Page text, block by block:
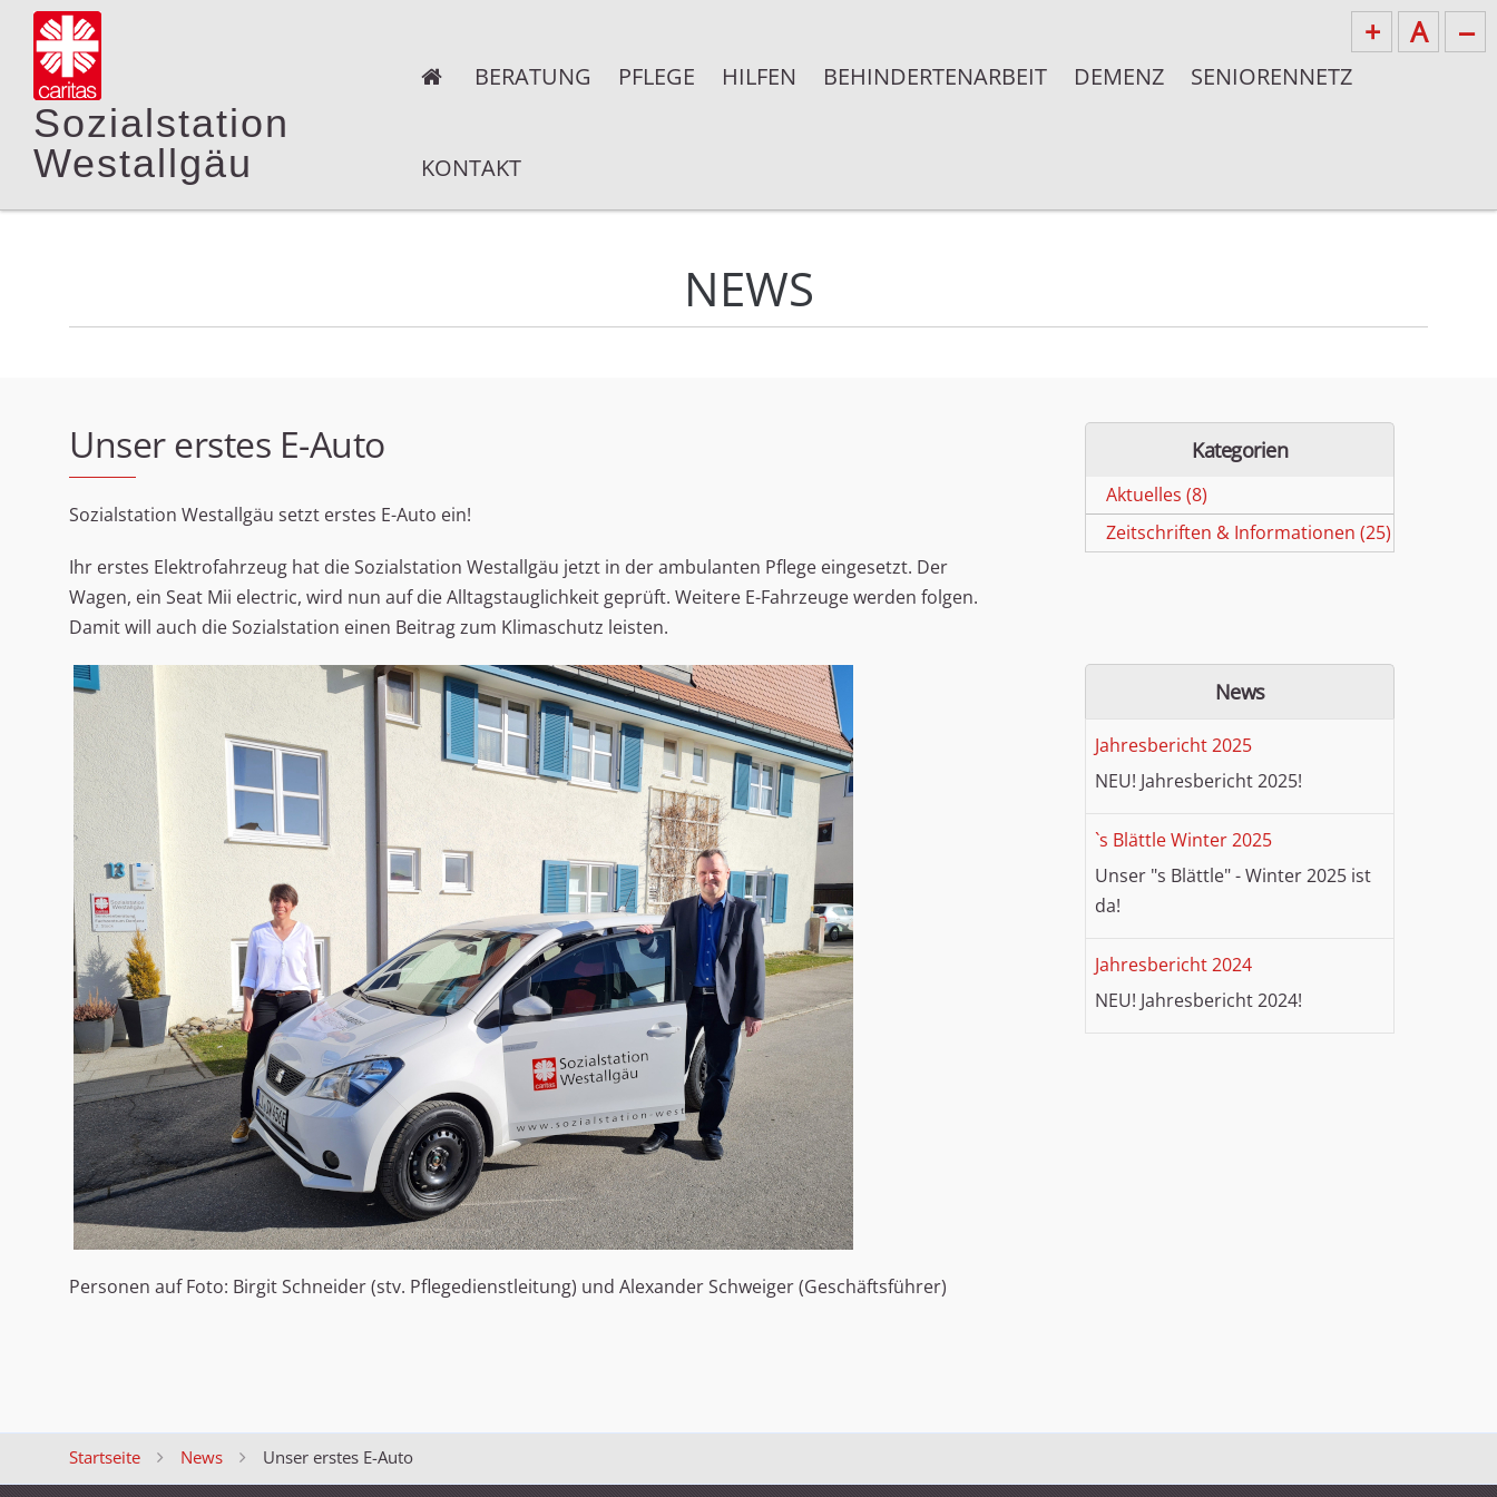
Sozialstation
Westallgäu
BERATUNG PFLEGE HILFEN BEHINDERTENARBEIT DEMENZ SENIORENNETZ
KONTAKT
NEWS
Unser erstes E-Auto
Sozialstation Westallgäu setzt erstes E-Auto ein!
Ihr erstes Elektrofahrzeug hat die Sozialstation Westallgäu jetzt in der ambulanten Pflege eingesetzt. Der
Wagen, ein Seat Mii electric, wird nun auf die Alltagstauglichkeit geprüft. Weitere E-Fahrzeuge werden folgen.
Damit will auch die Sozialstation einen Beitrag zum Klimaschutz leisten.
Personen auf Foto: Birgit Schneider (stv. Pflegedienstleitung) und Alexander Schweiger (Geschäftsführer)
Kategorien
Aktuelles (8)
Zeitschriften & Informationen (25)
News
Jahresbericht 2025
NEU! Jahresbericht 2025!
`s Blättle Winter 2025
Unser "s Blättle" - Winter 2025 ist
da!
Jahresbericht 2024
NEU! Jahresbericht 2024!
Startseite News Unser erstes E-Auto
+ A --